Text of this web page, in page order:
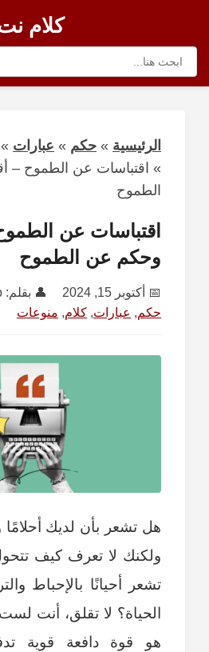
كلام
الرئيسية » حكم » عبارات
» اقتباسات عن الطموح –
الطموح
اقتباسات عن
وحكم عن الطموح
📅 أكتوبر 15, 2024 👤 بقلم:
حكم, عبارات, كلام, منوعات
هل تشعر بأن لديك
ولكنك لا تعرف كيف
تشعر أحيانًا بالإحباط
الحياة؟ لا تقلق، أنت
هو قوة دافعة قوية